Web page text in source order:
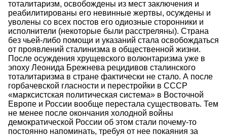
тоталитаризм, освобождены из мест заключения и
реабилитированы его невинные жертвы, осуждены и
уволены со всех постов его одиозные сторонники и
исполнители (некоторые были расстреляны). Страна
без чьей-либо помощи и указаний стала освобождаться
от проявлений сталинизма в общественной жизни.
После осуждения хрущевского волюнтаризма уже в
эпоху Леонида Брежнева рецидивов сталинского
тоталитаризма в стране фактически не стало. А после
горбачевской гласности и перестройки в СССР
«марксистская политическая система» в Восточной
Европе и России вообще перестала существовать. Тем
не менее после окончания холодной войны
демократической России об этом стали почему-то
постоянно напоминать, требуя от нее покаяния за